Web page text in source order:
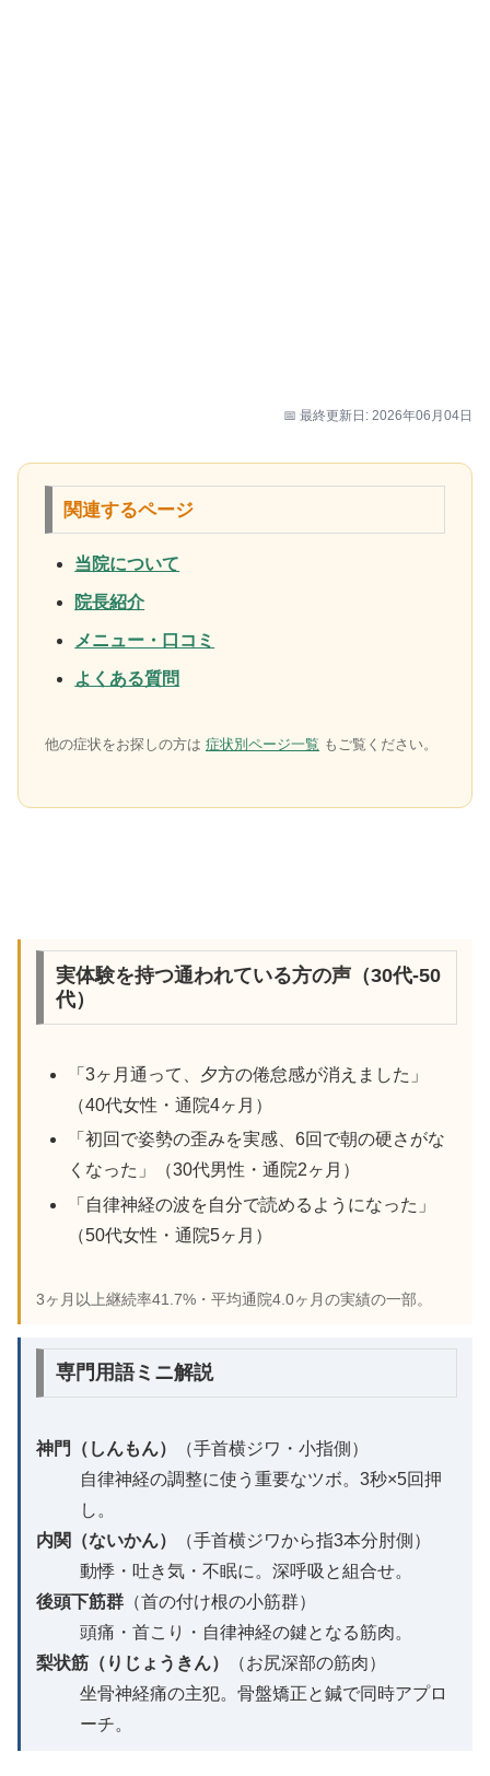
📅 最終更新日: 2026年06月04日
関連するページ
当院について
院長紹介
メニュー・口コミ
よくある質問
他の症状をお探しの方は 症状別ページ一覧 もご覧ください。
実体験を持つ通われている方の声（30代-50
代）
「3ヶ月通って、夕方の倦怠感が消えました」
（40代女性・通院4ヶ月）
「初回で姿勢の歪みを実感、6回で朝の硬さがな
くなった」（30代男性・通院2ヶ月）
「自律神経の波を自分で読めるようになった」
（50代女性・通院5ヶ月）
3ヶ月以上継続率41.7%・平均通院4.0ヶ月の実績の一部。
専門用語ミニ解説
神門（しんもん）
（手首横ジワ・小指側）
自律神経の調整に使う重要なツボ。3秒×5回押
し。
内関（ないかん）
（手首横ジワから指3本分肘側）
動悸・吐き気・不眠に。深呼吸と組合せ。
後頭下筋群 （首の付け根の小筋群）
頭痛・首こり・自律神経の鍵となる筋肉。
梨状筋（りじょうきん）
（お尻深部の筋肉）
坐骨神経痛の主犯。骨盤矯正と鍼で同時アプロ
ーチ。